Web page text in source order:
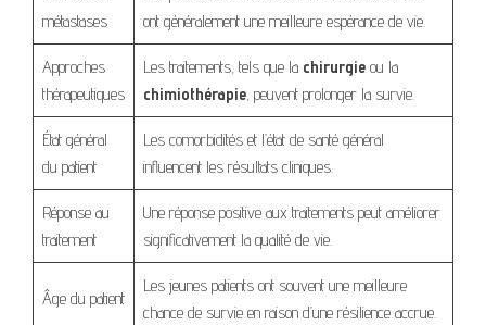
métastases
ont généralement une meilleure espérance de vie.
Approches
thérapeutiques
Les traitements, tels que la chirurgie ou la
chimiothérapie, peuvent prolonger la survie.
État général
du patient
Les comorbidités et l’état de santé général
influencent les résultats cliniques.
Réponse au
traitement
Une réponse positive aux traitements peut améliorer
significativement la qualité de vie.
Âge du patient
Les jeunes patients ont souvent une meilleure
chance de survie en raison d’une résilience accrue.